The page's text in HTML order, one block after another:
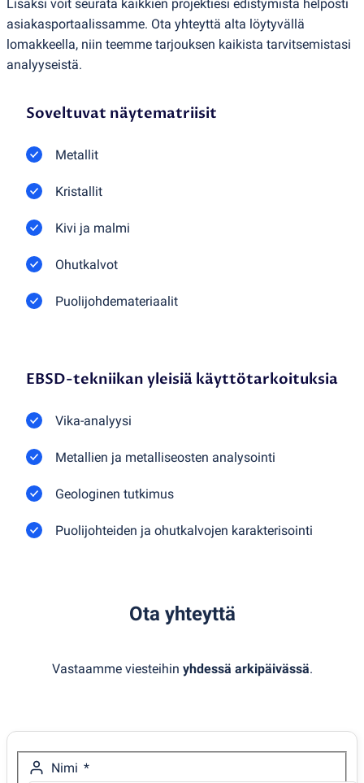
Lisäksi voit seurata kaikkien projektiesi edistymistä helposti
asiakasportaalissamme. Ota yhteyttä alta löytyvällä
lomakkeella, niin teemme tarjouksen kaikista tarvitsemistasi
analyyseistä.
Soveltuvat näytematriisit
Metallit
Kristallit
Kivi ja malmi
Ohutkalvot
Puolijohdemateriaalit
EBSD-tekniikan yleisiä käyttötarkoituksia
Vika-analyysi
Metallien ja metalliseosten analysointi
Geologinen tutkimus
Puolijohteiden ja ohutkalvojen karakterisointi
Ota yhteyttä
Vastaamme viesteihin yhdessä arkipäivässä.
Nimi